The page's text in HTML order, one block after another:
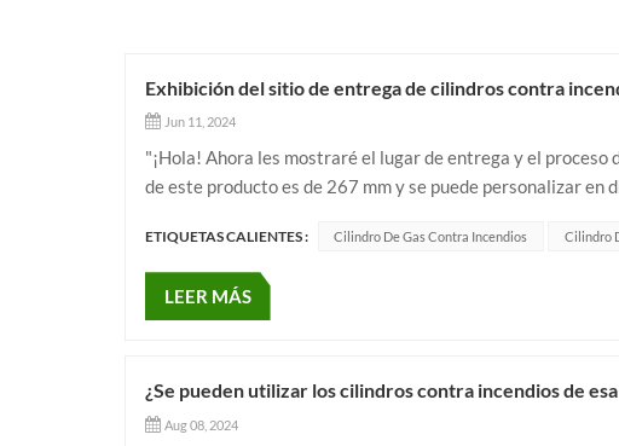
Exhibición del sitio de entrega de cilindros contra
Jun 11, 2024
"¡Hola! Ahora les mostraré el lugar de entrega y el
de este producto es de 267 mm y se puede personalizar en
ETIQUETAS CALIENTES : Cilindro De Gas Contra Incendios Cilindro
LEER MÁS
¿Se pueden utilizar los cilindros contra incendios de
Aug 08, 2024